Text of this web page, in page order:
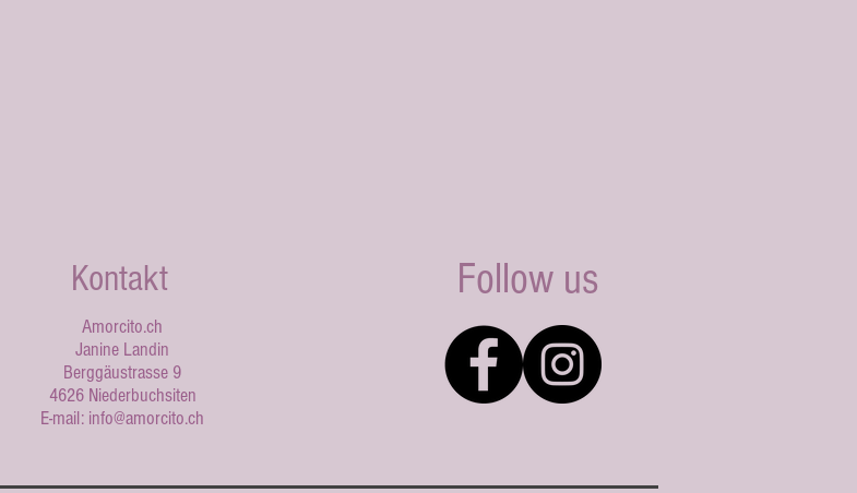
Kontakt
Amorcito.ch
Janine Landin
Berggäustrasse 9
4626 Niederbuchsiten
E-mail: info@amorcito.ch
Follow us